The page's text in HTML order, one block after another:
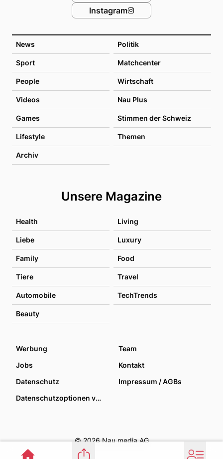
News Politik
Sport Matchcenter
People Wirtschaft
Videos Nau Plus
Games Stimmen der Schweiz
Lifestyle Themen
Archiv
Unsere Magazine
Health Living
Liebe Luxury
Family Food
Tiere Travel
Automobile TechTrends
Beauty
Instagram
Werbung
Team
Jobs
Kontakt
Datenschutz
Impressum / AGBs
Datenschutzoptionen verwalten
© 2026 Nau media AG